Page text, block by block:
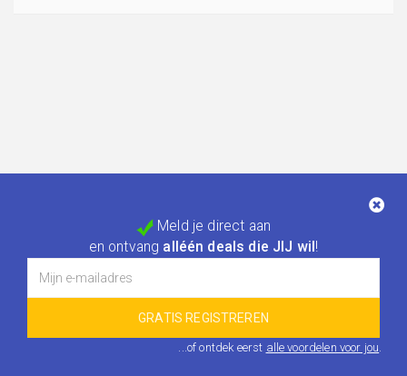
Meld je direct aan
en ontvang alléén deals die JIJ wil !
...of ontdek eerst alle voordelen voor jou.